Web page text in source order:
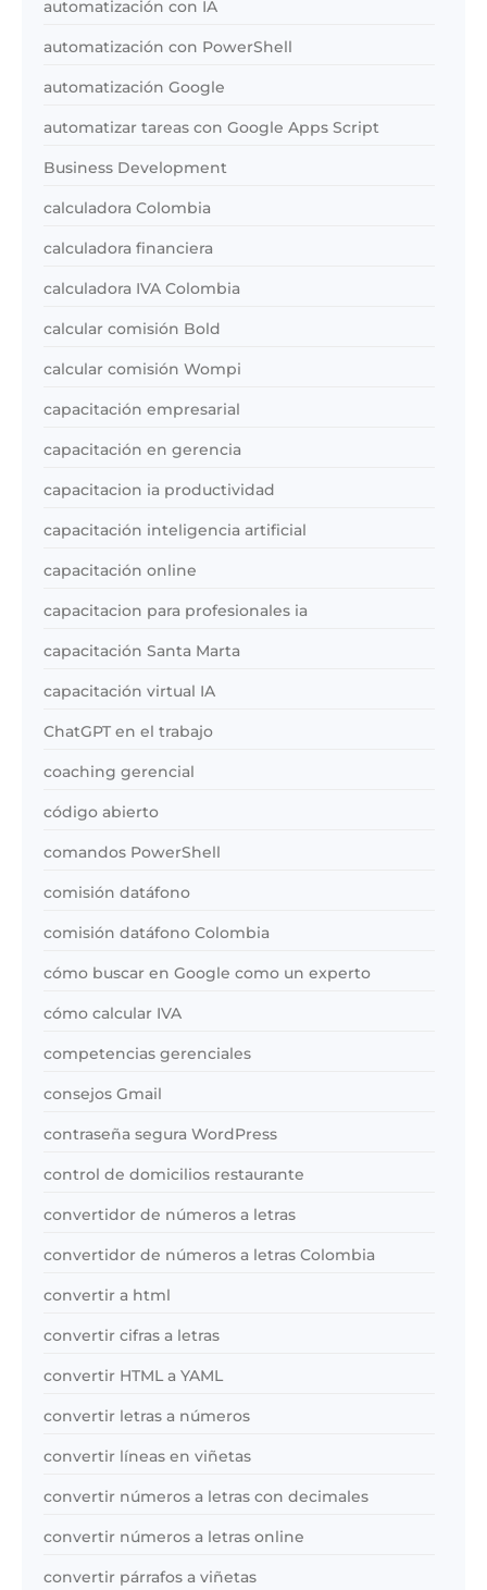
automatización con IA
automatización con PowerShell
automatización Google
automatizar tareas con Google Apps Script
Business Development
calculadora Colombia
calculadora financiera
calculadora IVA Colombia
calcular comisión Bold
calcular comisión Wompi
capacitación empresarial
capacitación en gerencia
capacitacion ia productividad
capacitación inteligencia artificial
capacitación online
capacitacion para profesionales ia
capacitación Santa Marta
capacitación virtual IA
ChatGPT en el trabajo
coaching gerencial
código abierto
comandos PowerShell
comisión datáfono
comisión datáfono Colombia
cómo buscar en Google como un experto
cómo calcular IVA
competencias gerenciales
consejos Gmail
contraseña segura WordPress
control de domicilios restaurante
convertidor de números a letras
convertidor de números a letras Colombia
convertir a html
convertir cifras a letras
convertir HTML a YAML
convertir letras a números
convertir líneas en viñetas
convertir números a letras con decimales
convertir números a letras online
convertir párrafos a viñetas